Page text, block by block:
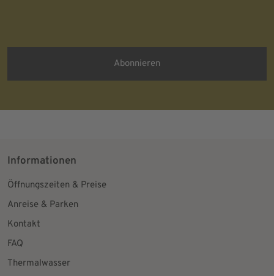
Informationen
Öffnungszeiten & Preise
Anreise & Parken
Kontakt
FAQ
Thermalwasser